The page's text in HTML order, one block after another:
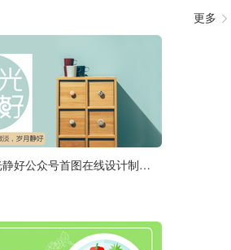
更多 
1920px 950px 简约时尚时光静好公众号首图在线设计制作生成二维码模板图片